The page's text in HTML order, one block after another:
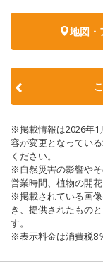
地図・
※掲載情報は2026年1
容が変更となってい
ください。
※自然災害の影響や
営業時間、植物の開
※掲載されている画
き、提供されたもの
す。
※表示料金は消費税8